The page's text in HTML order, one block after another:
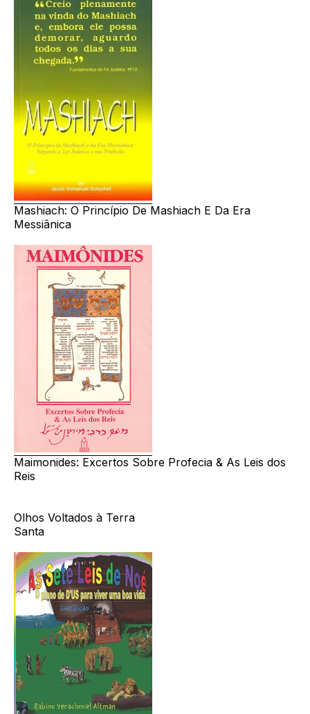
Mashiach: O Princípio De Mashiach E Da Era
Messiânica
Maimonides: Excertos Sobre Profecia & As Leis dos
Reis
Olhos Voltados à Terra
Santa